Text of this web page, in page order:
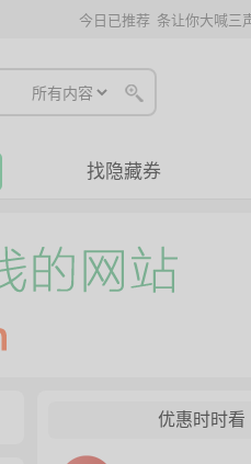
今日已推荐 条让你大喊三
找隐藏券
优惠时时看